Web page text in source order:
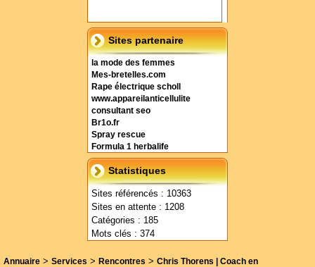
Sites partenaire
la mode des femmes
Mes-bretelles.com
Rape électrique scholl
www.appareilanticellulite
consultant seo
Br1o.fr
Spray rescue
Formula 1 herbalife
Statistiques
Sites référencés : 10363
Sites en attente : 1208
Catégories : 185
Mots clés : 374
Annuaire > Services > Rencontres > Chris Thorens | Coach en